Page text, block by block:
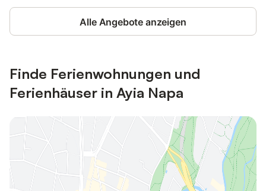
Alle Angebote anzeigen
Finde Ferienwohnungen und
Ferienhäuser in Ayia Napa